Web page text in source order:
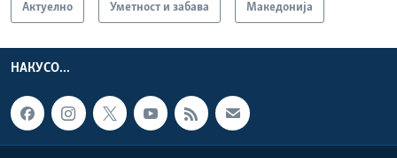
Актуелно Уметност и забава Македонија
НАКУСО...